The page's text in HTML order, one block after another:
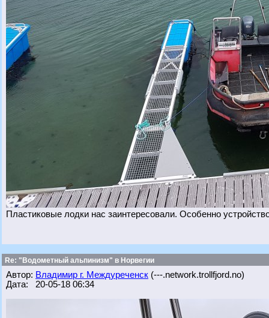
Пластиковые лодки нас заинтересовали. Особенно
Re: "Водометный альпинизм" в Норвегии
Автор: Владимир г. Междуреченск (---.network.trollfjord.no)
Дата: 20-05-18 06:34